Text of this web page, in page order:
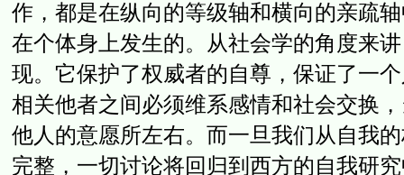
作，都是在纵向的等级轴和横向的亲疏
在个体身上发生的。从社会学的角度来
现。它保护了权威者的自尊，保证了一
相关他者之间必须维系感情和社会交换
他人的意愿所左右。而一旦我们从自我
完整，一切讨论将回归到西方的自我研